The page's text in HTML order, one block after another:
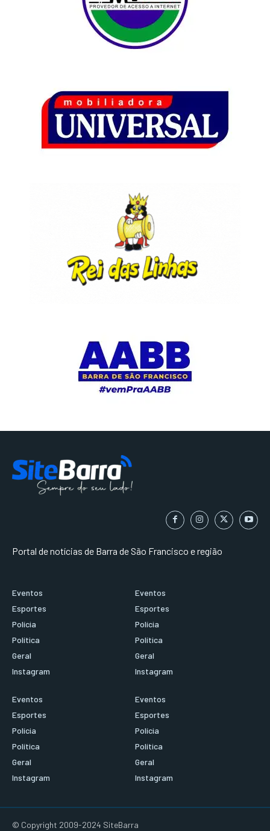
Portal de notícias de Barra de São Francisco e região
Eventos
Esportes
Polícia
Política
Geral
Instagram
Eventos
Esportes
Polícia
Política
Geral
Instagram
Eventos
Esportes
Polícia
Política
Geral
Instagram
Eventos
Esportes
Polícia
Política
Geral
Instagram
© Copyright 2009-2024 SiteBarra